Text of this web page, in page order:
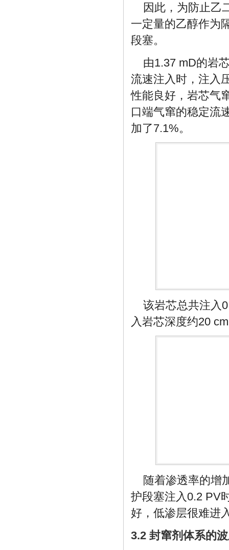
因此，为防止乙
一定量的乙醇作为
段塞。
由1.37 mD的岩
流速注入时，注入
性能良好，岩芯气
口端气窜的稳定流
加了7.1%。
该岩芯总共注入
入岩芯深度约20
随着渗透率的增
护段塞注入0.2 PV
好，低渗层很难进
3.2 封窜剂体系的